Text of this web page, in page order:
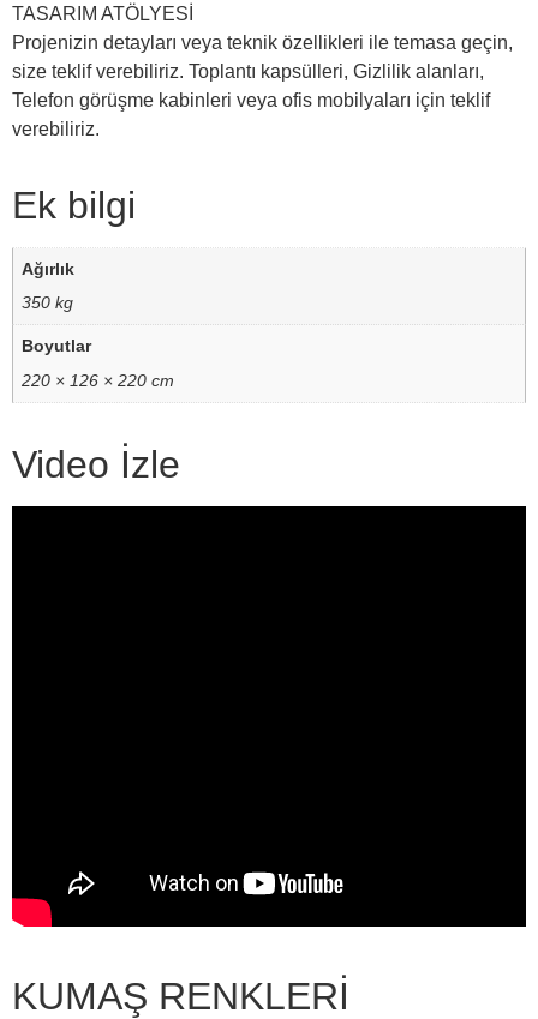
TASARIM ATÖLYESİ
Projenizin detayları veya teknik özellikleri ile temasa geçin,
size teklif verebiliriz. Toplantı kapsülleri, Gizlilik alanları,
Telefon görüşme kabinleri veya ofis mobilyaları için teklif
verebiliriz.
Ek bilgi
Ağırlık
350 kg
Boyutlar
220 × 126 × 220 cm
Video İzle
KUMAŞ RENKLERİ